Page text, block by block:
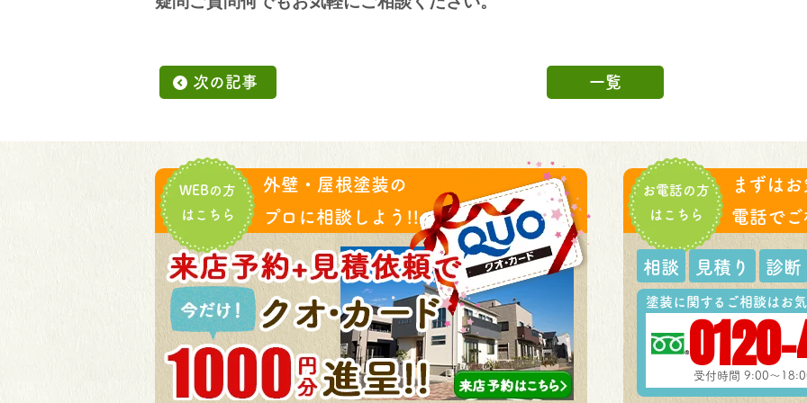
次の記事 一覧
お電話の方
はこちら
まずは
電話で
相談 見積り 診断
塗装に関するご相談はお
受付時間 9:00～
WEBの方
はこちら
外壁・屋根塗装の
プロに相談しよう!!